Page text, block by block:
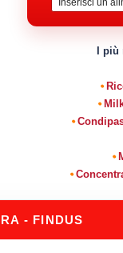
I più
- FINDUS